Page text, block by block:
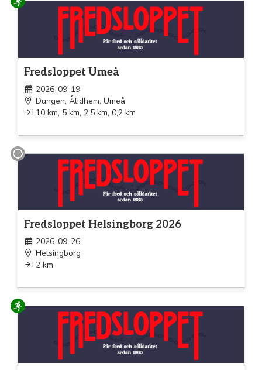
Löpning
Fredsloppet Umeå
2026-09-19
Dungen, Ålidhem, Umeå
10 km, 5 km, 2,5 km, 0,2 km
Promenad
Fredsloppet Helsingborg 2026
2026-09-26
Helsingborg
2 km
Löpning